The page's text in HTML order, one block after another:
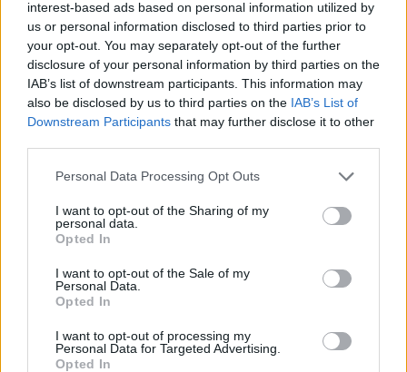
interest-based ads based on personal information utilized by
us or personal information disclosed to third parties prior to
your opt-out. You may separately opt-out of the further
disclosure of your personal information by third parties on the
IAB’s list of downstream participants. This information may
also be disclosed by us to third parties on the IAB’s List of
Downstream Participants that may further disclose it to other
Personal Data Processing Opt Outs
I want to opt-out of the Sharing of my
personal data.
Opted In
I want to opt-out of the Sale of my
Personal Data.
Opted In
I want to opt-out of processing my
Personal Data for Targeted Advertising.
Opted In